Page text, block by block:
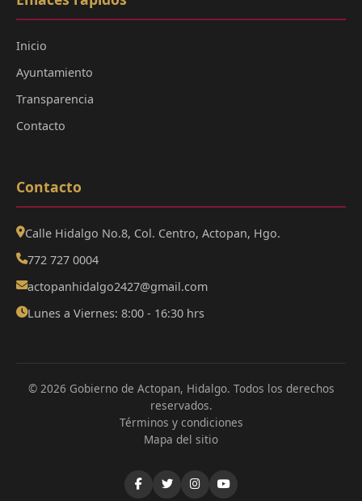
Inicio
Ayuntamiento
Transparencia
Contacto
Contacto
Calle Hidalgo No.8, Col. Centro, Actopan, Hgo.
772 727 0004
actopanhidalgo2427@gmail.com
Lunes a Viernes: 8:00 - 16:30 hrs
© 2026 Gobierno de Actopan, Hidalgo. Todos los derechos
reservados.
Términos y condiciones
Mapa del sitio